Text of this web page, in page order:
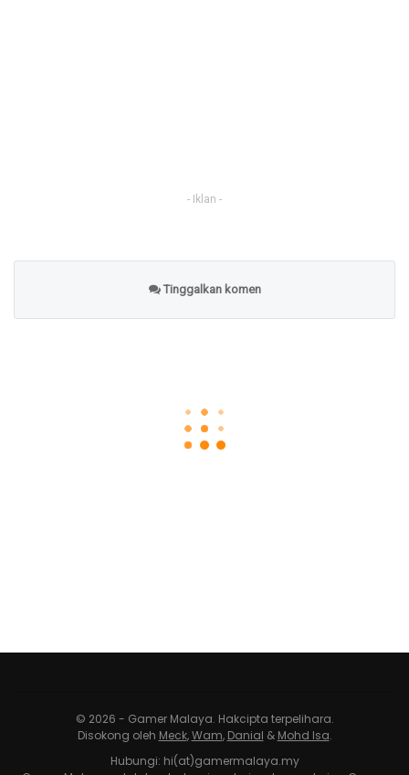
- Iklan -
Tinggalkan komen
© 2026 - Gamer Malaya. Hakcipta terpelihara.
Disokong oleh Meck,Wam, Danial & Mohd Isa.
Hubungi: hi(at)gamermalaya.my